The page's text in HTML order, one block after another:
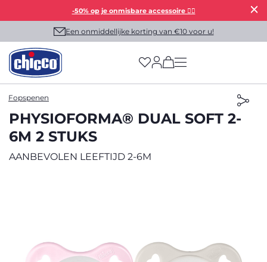
-50% op je onmisbare accessoire 👯‍♀️
Een onmiddellijke korting van €10 voor u!
(has more options
Fopspenen
PHYSIOFORMA® DUAL SOFT 2-
6M 2 STUKS
AANBEVOLEN LEEFTIJD 2-6M